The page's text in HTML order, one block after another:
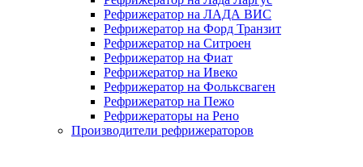
Рефрижератор на ЛАДА ВИС
Рефрижератор на Форд Транзит
Рефрижератор на Ситроен
Рефрижератор на Фиат
Рефрижератор на Ивеко
Рефрижератор на Фольксваген
Рефрижератор на Пежо
Рефрижераторы на Рено
Производители рефрижераторов